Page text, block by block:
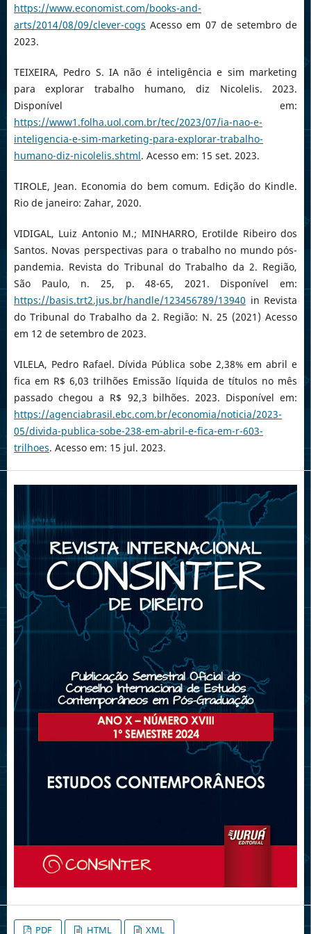
https://www.economist.com/books-and-
arts/2014/08/09/clever-cogs Acesso em 07 de setembro de
2023.
TEIXEIRA, Pedro S. IA não é inteligência e sim marketing
para explorar trabalho humano, diz Nicolelis. 2023.
Disponível em:
https://www1.folha.uol.com.br/tec/2023/07/ia-nao-e-
inteligencia-e-sim-marketing-para-explorar-trabalho-
humano-diz-nicolelis.shtml. Acesso em: 15 set. 2023.
TIROLE, Jean. Economia do bem comum. Edição do Kindle.
Rio de janeiro: Zahar, 2020.
VIDIGAL, Luiz Antonio M.; MINHARRO, Erotilde Ribeiro dos
Santos. Novas perspectivas para o trabalho no mundo pós-
pandemia. Revista do Tribunal do Trabalho da 2. Região,
São Paulo, n. 25, p. 48-65, 2021. Disponível em:
https://basis.trt2.jus.br/handle/123456789/13940 in Revista
do Tribunal do Trabalho da 2. Região: N. 25 (2021) Acesso
em 12 de setembro de 2023.
VILELA, Pedro Rafael. Dívida Pública sobe 2,38% em abril e
fica em R$ 6,03 trilhões Emissão líquida de títulos no mês
passado chegou a R$ 92,3 bilhões. 2023. Disponível em:
https://agenciabrasil.ebc.com.br/economia/noticia/2023-
05/divida-publica-sobe-238-em-abril-e-fica-em-r-603-
trilhoes. Acesso em: 15 jul. 2023.
PDF HTML XML